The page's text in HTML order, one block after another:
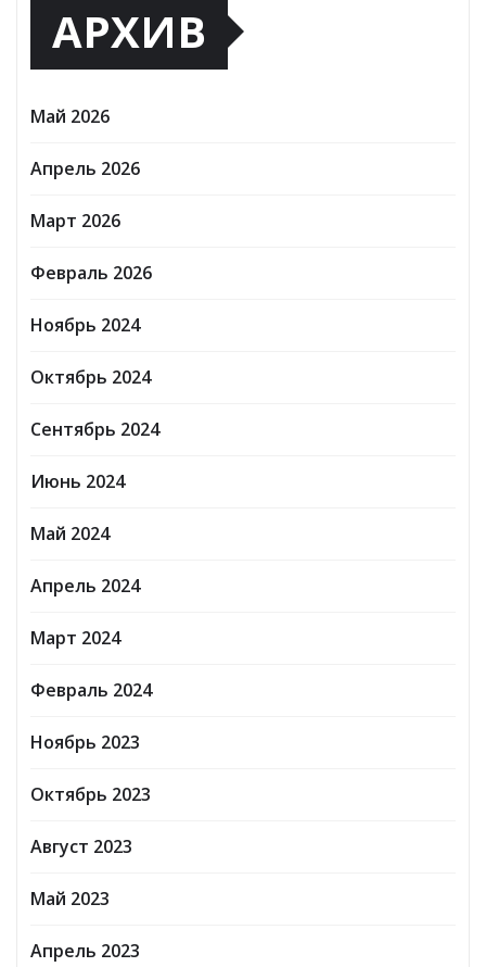
АРХИВ
Май 2026
Апрель 2026
Март 2026
Февраль 2026
Ноябрь 2024
Октябрь 2024
Сентябрь 2024
Июнь 2024
Май 2024
Апрель 2024
Март 2024
Февраль 2024
Ноябрь 2023
Октябрь 2023
Август 2023
Май 2023
Апрель 2023